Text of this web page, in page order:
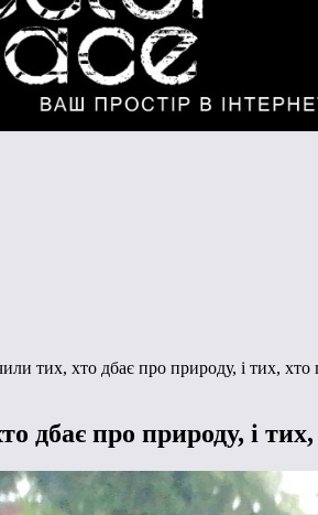
тих, хто дбає про природу, і тих, хто
дбає про природу, і